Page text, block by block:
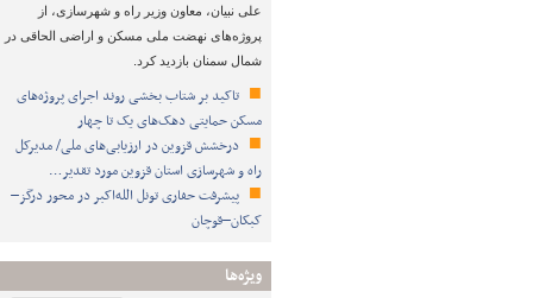
علی نبیان، معاون وزیر راه و شهرسازی، از
پروژه‌های نهضت ملی مسکن و اراضی الحاقی در
شمال سمنان بازدید کرد.
تاکید بر شتاب ‌بخشی روند اجرای پروژه‌های
مسکن حمایتی دهک‌های یک تا چهار
درخشش قزوین در ارزیابی‌های ملی/ مدیرکل
راه و شهرسازی استان قزوین مورد تقدیر…
پیشرفت حفاری تونل الله‌اکبر در محور درگز–
کبکان–قوچان
ویژه‌ها